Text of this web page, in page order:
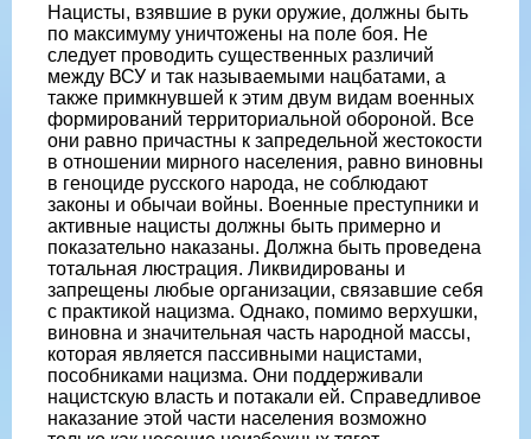
Нацисты, взявшие в руки оружие, должны быть
по максимуму уничтожены на поле боя. Не
следует проводить существенных различий
между ВСУ и так называемыми нацбатами, а
также примкнувшей к этим двум видам военных
формирований территориальной обороной. Все
они равно причастны к запредельной жестокости
в отношении мирного населения, равно виновны
в геноциде русского народа, не соблюдают
законы и обычаи войны. Военные преступники и
активные нацисты должны быть примерно и
показательно наказаны. Должна быть проведена
тотальная люстрация. Ликвидированы и
запрещены любые организации, связавшие себя
с практикой нацизма. Однако, помимо верхушки,
виновна и значительная часть народной массы,
которая является пассивными нацистами,
пособниками нацизма. Они поддерживали
нацистскую власть и потакали ей. Справедливое
наказание этой части населения возможно